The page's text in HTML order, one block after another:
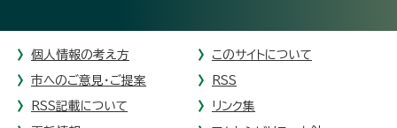
個人情報の考え方 このサイトについて
市へのご意見・ご提案 RSS
RSS記載について リンク集